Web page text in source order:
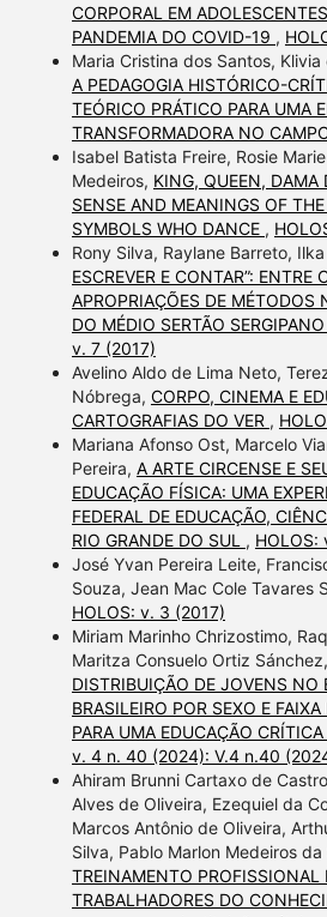
CORPORAL EM
PANDEMIA DO COVID-19 ,
Maria Cristina dos Santos,
A PEDAGOGIA HISTÓRICO-
TEÓRICO PRÁTICO PARA UMA
TRANSFORMADORA NO
Isabel Batista Freire, Rosie
Medeiros, KING, QUEEN, DAMA
SENSE AND MEANINGS OF
SYMBOLS WHO DANCE ,
Rony Silva, Raylane Barreto,
ESCREVER E CONTAR”: ENTRE
APROPRIAÇÕES DE MÉTODOS
DO MÉDIO SERTÃO
v. 7 (2017)
Avelino Aldo de Lima Neto,
Nóbrega, CORPO, CINEMA E
CARTOGRAFIAS DO VER ,
Mariana Afonso Ost, Marcelo
Pereira, A ARTE CIRCENSE E
EDUCAÇÃO FÍSICA: UMA
FEDERAL DE EDUCAÇÃO,
RIO GRANDE DO SUL , HOLOS:
José Yvan Pereira Leite,
Souza, Jean Mac Cole Tavares
HOLOS: v. 3 (2017)
Miriam Marinho Chrizostimo,
Maritza Consuelo Ortiz Sánchez,
DISTRIBUIÇÃO DE JOVENS NO
BRASILEIRO POR SEXO E
PARA UMA EDUCAÇÃO CRÍTICA
v. 4 n. 40 (2024): V.4 n.40
Ahiram Brunni Cartaxo de
Alves de Oliveira, Ezequiel da
Marcos Antônio de Oliveira,
Silva, Pablo Marlon Medeiros da
TREINAMENTO PROFISSIONAL
TRABALHADORES DO